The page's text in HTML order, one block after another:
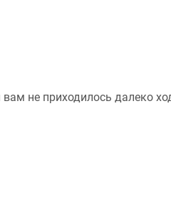
не приходилось далеко